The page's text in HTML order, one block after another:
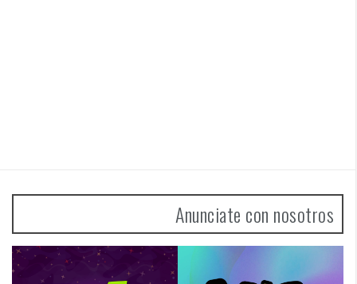
Anunciate con nosotros